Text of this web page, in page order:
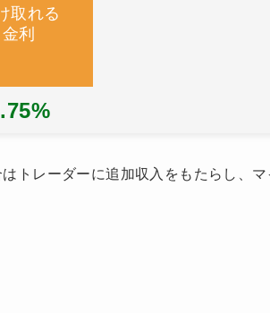
取れる
金利
トレーダーに追加収入をもたらし、